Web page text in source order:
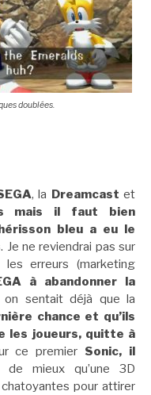
doublées.
, la Dreamcastet
mais il faut bien
bleu a eu le
. Je ne reviendrai pas sur
erreurs (marketing
à abandonner la
on sentait déjà que la
chance et qu’ils
les joueurs, quitte à
ce premier Sonic, il
mieux qu’une 3D
pour attirer